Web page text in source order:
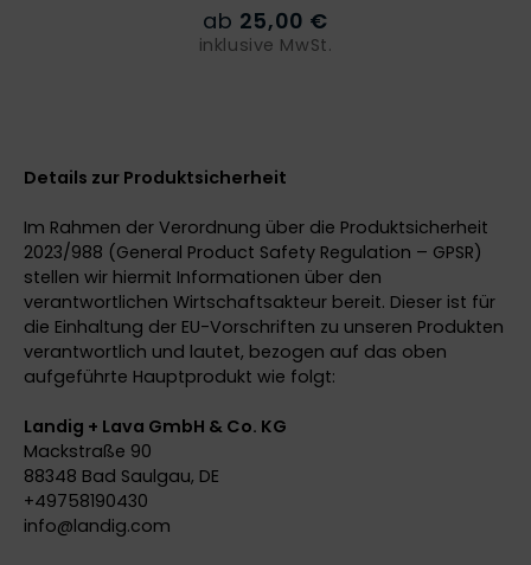
ab 25,00 €
inklusive MwSt.
Details zur Produktsicherheit
Im Rahmen der Verordnung über die Produktsicherheit
2023/988 (General Product Safety Regulation – GPSR)
stellen wir hiermit Informationen über den
verantwortlichen Wirtschaftsakteur bereit. Dieser ist für
die Einhaltung der EU-Vorschriften zu unseren Produkten
verantwortlich und lautet, bezogen auf das oben
aufgeführte Hauptprodukt wie folgt:
Landig + Lava GmbH & Co. KG
Mackstraße 90
88348 Bad Saulgau, DE
+49758190430
info@landig.com